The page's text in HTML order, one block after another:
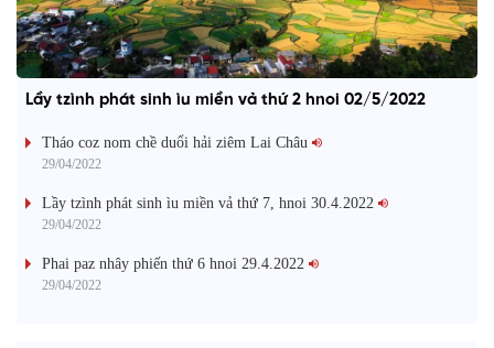
Lầy tzình phát sinh ìu miền vả thứ 2 hnoi 02/5/2022
Tháo coz nom chề duổi hải ziêm Lai Châu
29/04/2022
Lầy tzình phát sinh ìu miền vả thứ 7, hnoi 30.4.2022
29/04/2022
Phai paz nhây phiến thứ 6 hnoi 29.4.2022
29/04/2022